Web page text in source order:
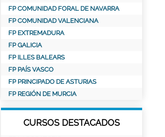
FP COMUNIDAD FORAL DE NAVARRA
FP COMUNIDAD VALENCIANA
FP EXTREMADURA
FP GALICIA
FP ILLES BALEARS
FP PAÍS VASCO
FP PRINCIPADO DE ASTURIAS
FP REGIÓN DE MURCIA
CURSOS DESTACADOS